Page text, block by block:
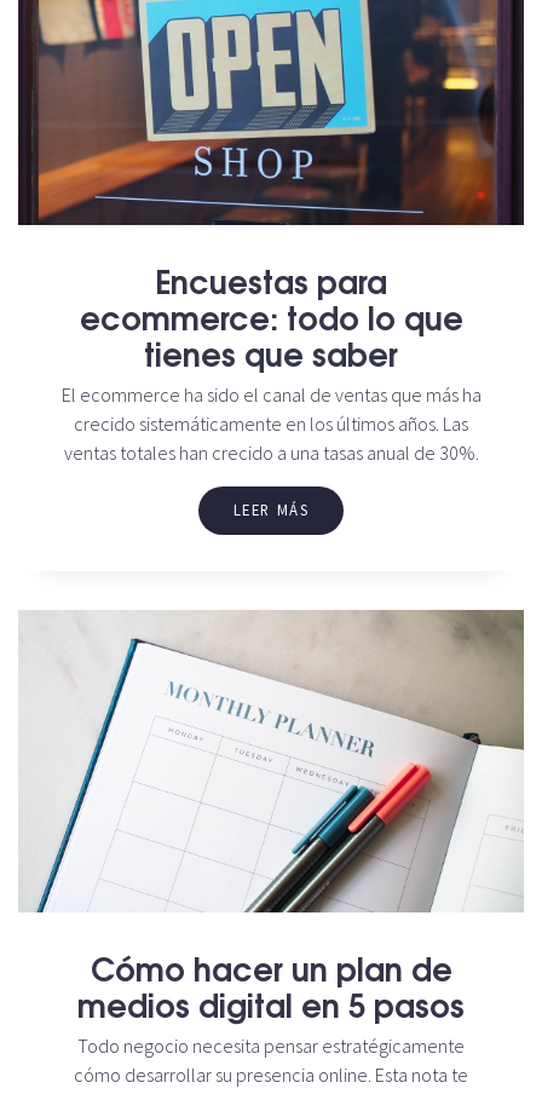
Encuestas para
ecommerce: todo lo que
tienes que saber
El ecommerce ha sido el canal de ventas que más ha
crecido sistemáticamente en los últimos años. Las
ventas totales han crecido a una tasas anual de 30%.
LEER MÁS
Cómo hacer un plan de
medios digital en 5 pasos
Todo negocio necesita pensar estratégicamente
cómo desarrollar su presencia online. Esta nota te